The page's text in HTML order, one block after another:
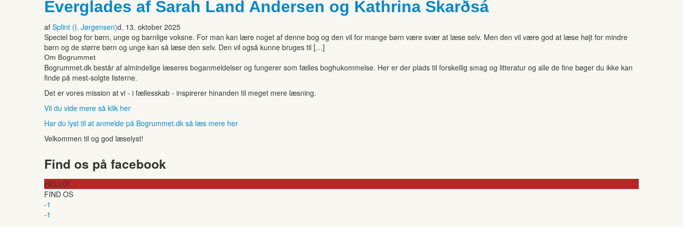
Everglades af Sarah Land Andersen og Kathrina Skarðsá
af Splint (I. Jørgensen)d. 13. oktober 2025
Speciel bog for børn, unge og barnlige voksne. For man kan lære noget af denne bog og den vil for mange børn være svær at læse selv. Men den vil være god at læse højt for mindre
børn og de større børn og unge kan så læse den selv. Den vil også kunne bruges til […]
Om Bogrummet
Bogrummet.dk består af almindelige læseres boganmeldelser og fungerer som fælles boghukommelse. Her er der plads til forskellig smag og litteratur og alle de fine bøger du ikke kan
finde på mest-solgte listerne.
Det er vores mission at vi - i fællesskab - inspirerer hinanden til meget mere læsning.
Vil du vide mere så klik her
Har du lyst til at anmelde på Bogrummet.dk så læs mere her
Velkommen til og god læselyst!
Find os på facebook
HELLO!
FIND OS
-1
-1